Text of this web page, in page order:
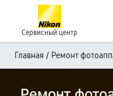
Сервисный центр
Главная / Ремонт